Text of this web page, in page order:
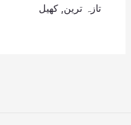
تازہ ترین کھیل